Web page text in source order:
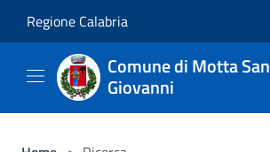
Regione Calabria
Comune di Motta San
Giovanni